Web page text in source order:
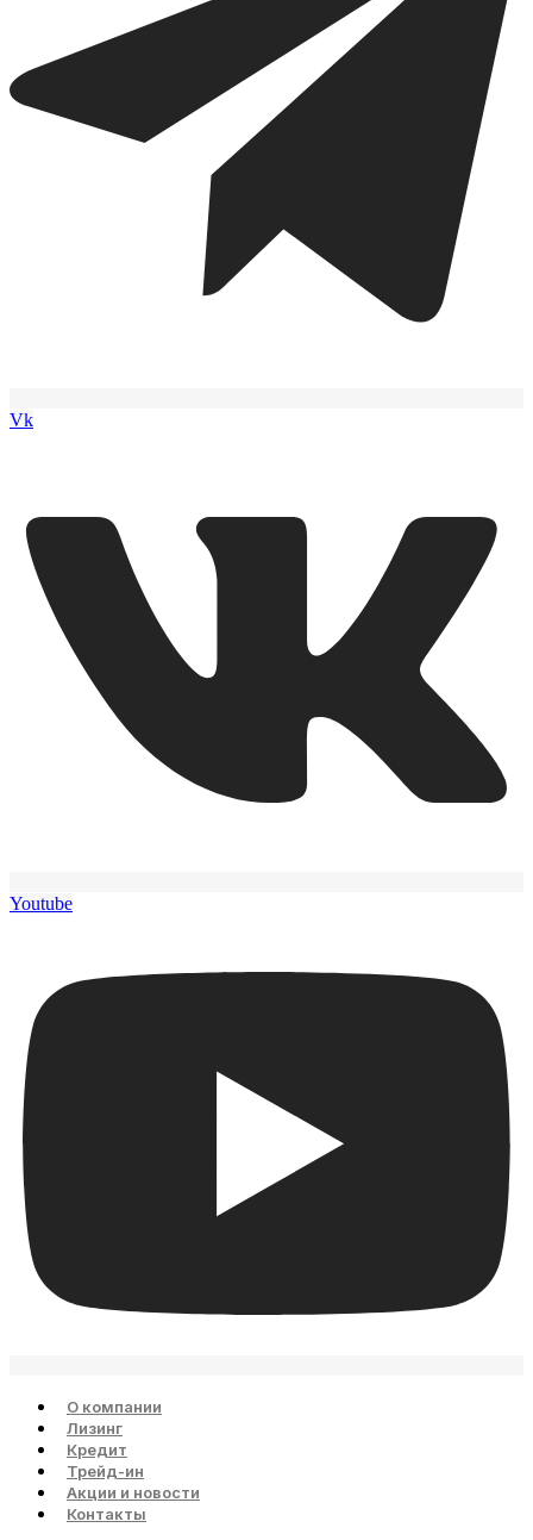
Vk
Youtube
О компании
Лизинг
Кредит
Трейд-ин
Акции и новости
Контакты